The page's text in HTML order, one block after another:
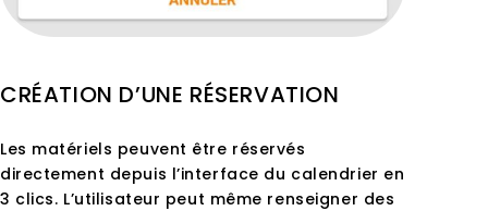
CRÉATION D’UNE RÉSERVATION
Les matériels peuvent être réservés
directement depuis l’interface du calendrier en
3 clics. L’utilisateur peut même renseigner des